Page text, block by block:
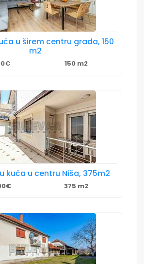
u širem centru grada, 150
m2
150 m2
kuća u centru Niša, 375m2
375 m2